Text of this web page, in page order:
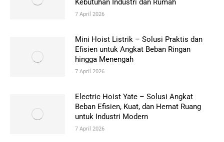
Kebutuhan Industri dan Rumah
7 April 2026
Mini Hoist Listrik – Solusi Praktis dan
Efisien untuk Angkat Beban Ringan
hingga Menengah
7 April 2026
Electric Hoist Yate – Solusi Angkat
Beban Efisien, Kuat, dan Hemat Ruang
untuk Industri Modern
7 April 2026